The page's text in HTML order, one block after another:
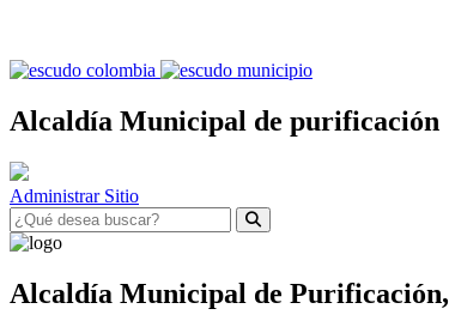
Alcaldía Municipal de purificación
Administrar Sitio
Alcaldía Municipal de Purificación,